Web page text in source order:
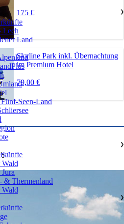
175 €
Skyline Park inkl. Übernachtung
im Premium Hotel
79,00 €
❯
Lech
Land
Seen-Land
❯
Wald
& Thermenland
Wald
❯